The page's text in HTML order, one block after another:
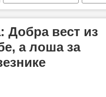
Путин Доналд Трамп
(ЕУ)
Добра вест из
а лоша за